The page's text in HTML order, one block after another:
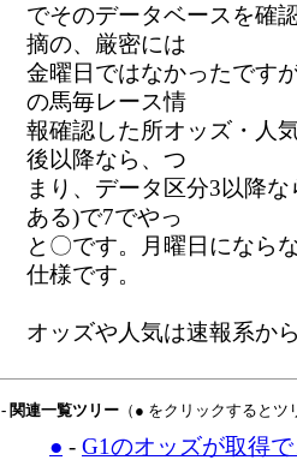
でそのデータベースを確
摘の、厳密には
金曜日ではなかったです
の馬毎レース情
報確認した所オッズ・人
後以降なら、つ
まり、データ区分3以降
ある)で7でやっ
と〇です。月曜日になら
仕様です。
オッズや人気は速報系か
- 関連一覧ツリー （● をクリックすると
● - G1のオッズが取得